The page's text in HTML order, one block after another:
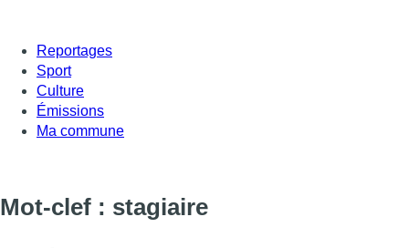
Reportages
Sport
Culture
Émissions
Ma commune
Mot-clef : stagiaire